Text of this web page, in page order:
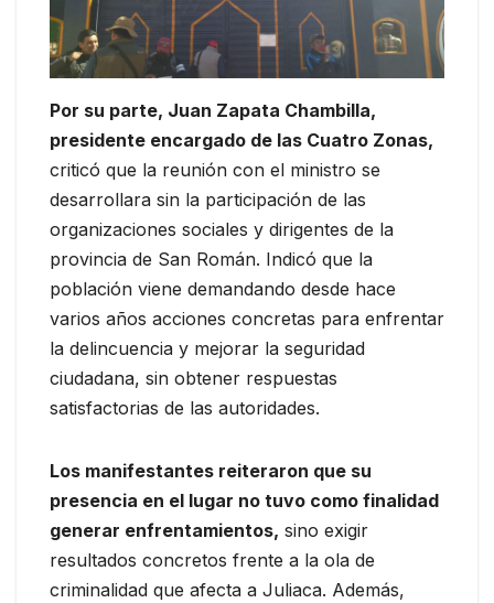
Por su parte, Juan Zapata Chambilla,
presidente encargado de las Cuatro Zonas,
criticó que la reunión con el ministro se
desarrollara sin la participación de las
organizaciones sociales y dirigentes de la
provincia de San Román. Indicó que la
población viene demandando desde hace
varios años acciones concretas para enfrentar
la delincuencia y mejorar la seguridad
ciudadana, sin obtener respuestas
satisfactorias de las autoridades.
Los manifestantes reiteraron que su
presencia en el lugar no tuvo como finalidad
generar enfrentamientos, sino exigir
resultados concretos frente a la ola de
criminalidad que afecta a Juliaca. Además,